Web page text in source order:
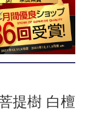
提樹 白檀